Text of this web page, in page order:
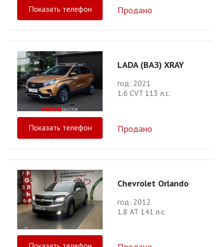
Показать телефон Продано
LADA (ВАЗ) XRAY
год: 2021
1.6 CVT 113 л.с.
Показать телефон Продано
Chevrolet Orlando
год: 2012
1.8 АТ 141 л.с.